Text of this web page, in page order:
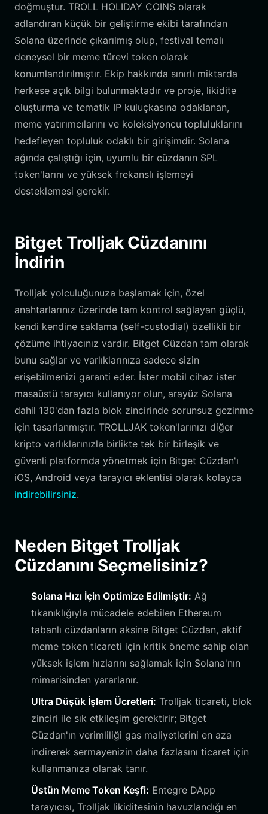
doğmuştur. TROLL HOLIDAY COINS olarak
adlandıran küçük bir geliştirme ekibi tarafından
Solana üzerinde çıkarılmış olup, festival temalı
deneysel bir meme türevi token olarak
konumlandırılmıştır. Ekip hakkında sınırlı miktarda
herkese açık bilgi bulunmaktadır ve proje, likidite
oluşturma ve tematik IP kuluçkasına odaklanan,
meme yatırımcılarını ve koleksiyoncu topluluklarını
hedefleyen topluluk odaklı bir girişimdir. Solana
ağında çalıştığı için, uyumlu bir cüzdanın SPL
token'larını ve yüksek frekanslı işlemeyi
desteklemesi gerekir.
Bitget Trolljak Cüzdanını
İndirin
Trolljak yolculuğunuza başlamak için, özel
anahtarlarınız üzerinde tam kontrol sağlayan güçlü,
kendi kendine saklama (self-custodial) özellikli bir
çözüme ihtiyacınız vardır. Bitget Cüzdan tam olarak
bunu sağlar ve varlıklarınıza sadece sizin
erişebilmenizi garanti eder. İster mobil cihaz ister
masaüstü tarayıcı kullanıyor olun, arayüz Solana
dahil 130'dan fazla blok zincirinde sorunsuz gezinme
için tasarlanmıştır. TROLLJAK token'larınızı diğer
kripto varlıklarınızla birlikte tek bir birleşik ve
güvenli platformda yönetmek için Bitget Cüzdan'ı
iOS, Android veya tarayıcı eklentisi olarak kolayca
indirebilirsiniz.
Neden Bitget Trolljak
Cüzdanını Seçmelisiniz?
Solana Hızı İçin Optimize Edilmiştir: Ağ
tıkanıklığıyla mücadele edebilen Ethereum
tabanlı cüzdanların aksine Bitget Cüzdan, aktif
meme token ticareti için kritik öneme sahip olan
yüksek işlem hızlarını sağlamak için Solana'nın
mimarisinden yararlanır.
Ultra Düşük İşlem Ücretleri: Trolljak ticareti, blok
zinciri ile sık etkileşim gerektirir; Bitget
Cüzdan'ın verimliliği gas maliyetlerini en aza
indirerek sermayenizin daha fazlasını ticaret için
kullanmanıza olanak tanır.
Üstün Meme Token Keşfi: Entegre DApp
tarayıcısı, Trolljak likiditesinin havuzlandığı en